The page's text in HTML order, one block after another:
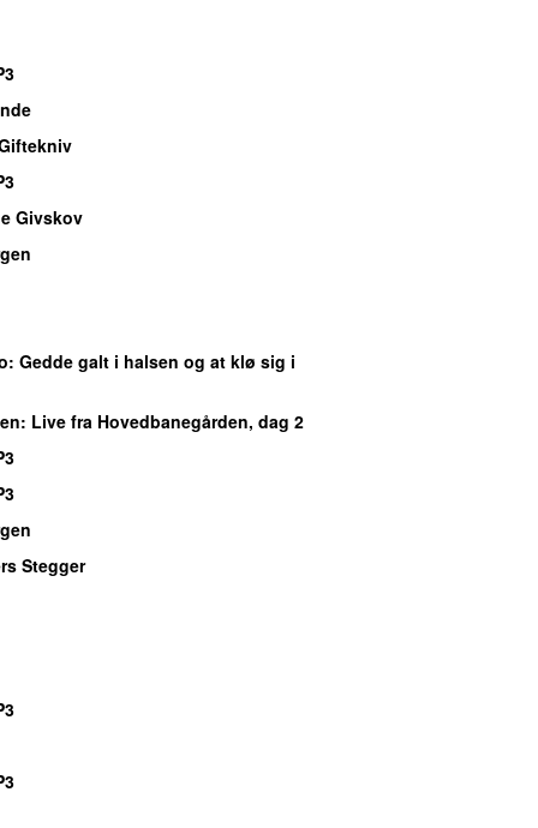
Givskov
: Gedde galt i halsen og at klø sig i
: Live fra Hovedbanegården, dag 2
Stegger